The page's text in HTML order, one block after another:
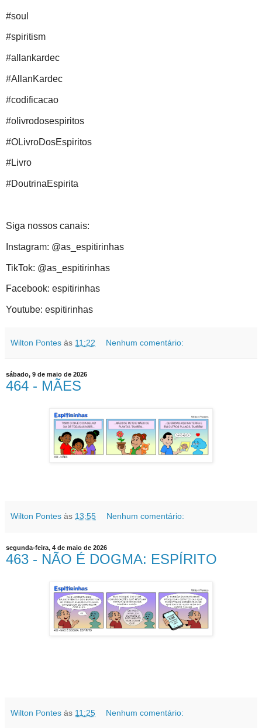
#soul
#spiritism
#allankardec
#AllanKardec
#codificacao
#olivrodosespiritos
#OLivroDosEspiritos
#Livro
#DoutrinaEspirita
Siga nossos canais:
Instagram: @as_espitirinhas
TikTok: @as_espitirinhas
Facebook: espitirinhas
Youtube: espitirinhas
Wilton Pontes às 11:22 Nenhum comentário:
sábado, 9 de maio de 2026
464 - MÃES
Wilton Pontes às 13:55 Nenhum comentário:
segunda-feira, 4 de maio de 2026
463 - NÃO É DOGMA: ESPÍRITO
Wilton Pontes às 11:25 Nenhum comentário: